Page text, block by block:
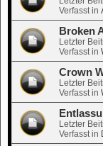
Verfasst in
Broken
Letzter
Verfasst in
Crown
Letzter
Verfasst in
Letzter
Verfasst in